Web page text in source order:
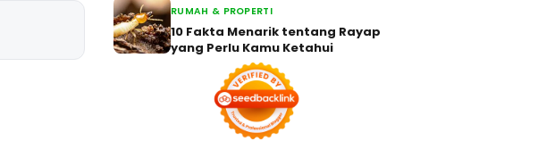
RUMAH & PROPERTI
10 Fakta Menarik tentang Rayap
yang Perlu Kamu Ketahui